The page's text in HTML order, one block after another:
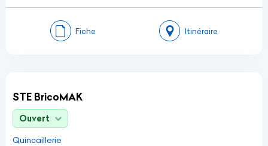
Fiche Itinéraire
STE BricoMAK
Ouvert
Quincaillerie